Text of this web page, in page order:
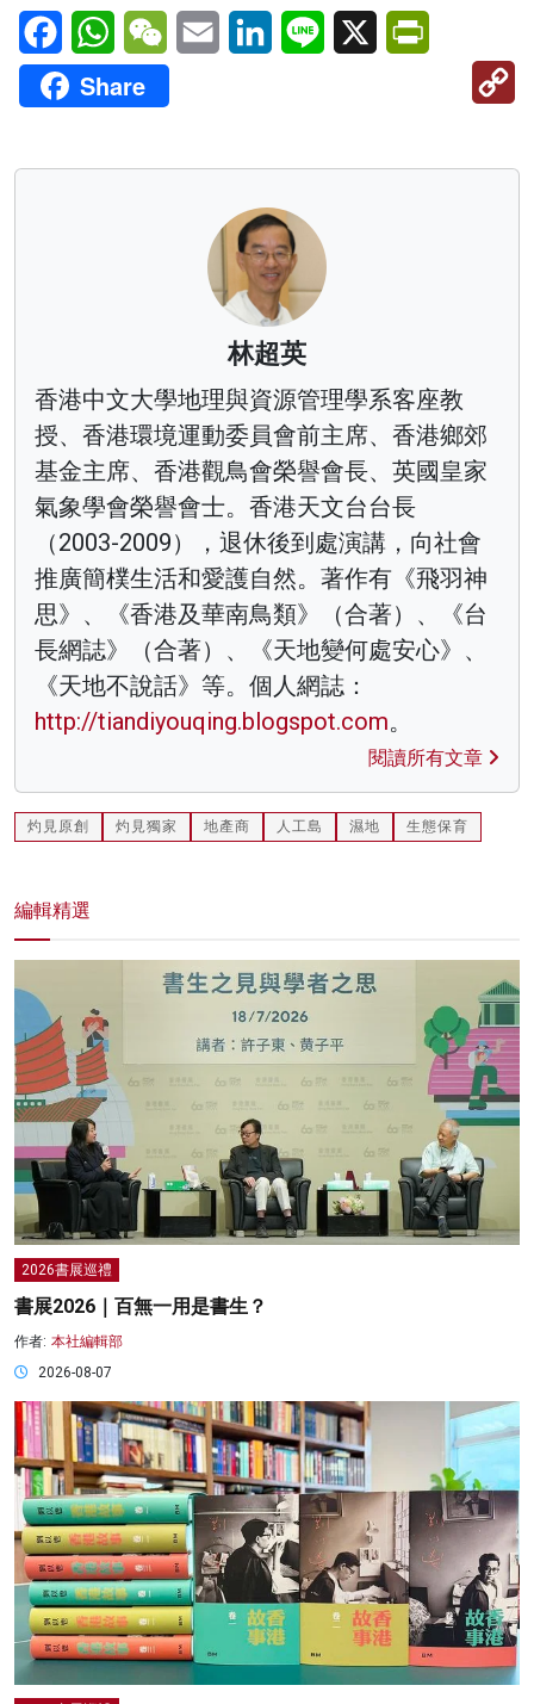
FacebookWhatsAppWeChatEmail LinkedInLine X
Share
林超英
香港中文大學地理與資源管理學系客座教
授、香港環境運動委員會前主席、香港鄉郊
基金主席、香港觀鳥會榮譽會長、英國皇家
氣象學會榮譽會士。香港天文台台長
（2003-2009），退休後到處演講，向社會
推廣簡樸生活和愛護自然。著作有《飛羽神
思》、《香港及華南鳥類》（合著）、《台
長網誌》（合著）、《天地變何處安心》、
《天地不說話》等。個人網誌：
http://tiandiyouqing.blogspot.com。
閱讀所有文章
灼見原創 灼見獨家 地產商 人工島 濕地 生態保育
編輯精選
2026書展巡禮
書展2026｜百無一用是書生？
作者: 本社編輯部
2026-08-07